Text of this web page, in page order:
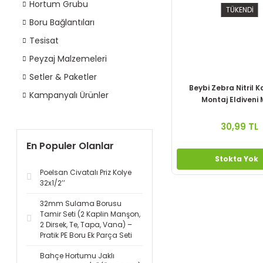
Hortum Grubu
Boru Bağlantıları
Tesisat
Peyzaj Malzemeleri
Setler & Paketler
Kampanyalı Ürünler
En Populer Olanlar
Poelsan Civatalı Priz Kolye
32x1/2’’
32mm Sulama Borusu
Tamir Seti (2 Kaplin Manşon,
2 Dirsek, Te, Tapa, Vana) –
Pratik PE Boru Ek Parça Seti
Bahçe Hortumu Jaklı
TÜKENDİ
Beybi Zebra Nitril
Montaj Eldiveni
30,99 TL
Stokta Yok